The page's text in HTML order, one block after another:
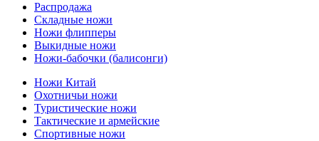
Распродажа
Складные ножи
Ножи флипперы
Выкидные ножи
Ножи-бабочки (балисонги)
Ножи Китай
Охотничьи ножи
Туристические ножи
Тактические и армейские
Спортивные ножи